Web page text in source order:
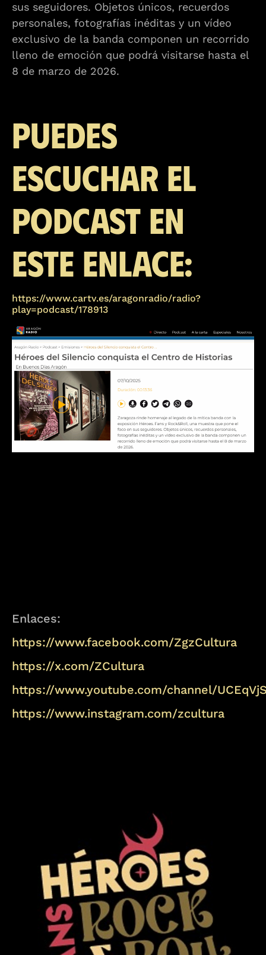
sus seguidores. Objetos únicos, recuerdos
personales, fotografías inéditas y un vídeo
exclusivo de la banda componen un recorrido
lleno de emoción que podrá visitarse hasta el
8 de marzo de 2026.
Puedes
escuchar el
podcast en
este enlace:
https://www.cartv.es/aragonradio/radio?
play=podcast/178913
Enlaces:
https://www.facebook.com/ZgzCultura
https://x.com/ZCultura
https://www.youtube.com/channel/
https://www.instagram.com/zcultura